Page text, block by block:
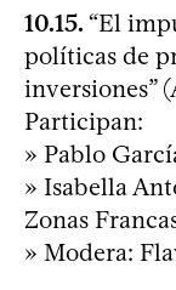
10.15. “El
políticas de
inversiones”
Participan:
» Pablo
» Isabella
Zonas
» Modera: